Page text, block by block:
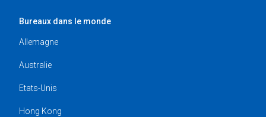
Bureaux dans le monde
Allemagne
Australie
Etats-Unis
Hong Kong